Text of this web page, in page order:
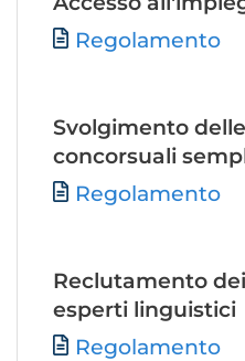
FileRegolamento
Svolgimento
concorsuali
FileRegolamento
Reclutamento
esperti linguistici
FileRegolamento